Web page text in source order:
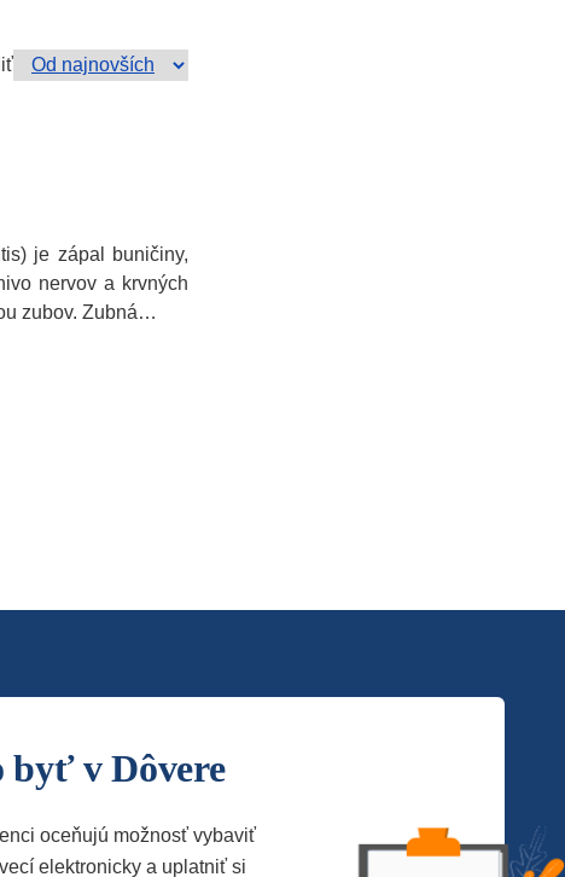
je zápal buničiny,
nervov a krvných
zubov. Zubná…
byť v Dôvere
oceňujú možnosť vybaviť
elektronicky a uplatniť si